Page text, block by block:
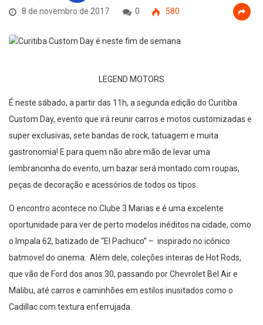
8 de novembro de 2017 0 580
LEGEND MOTORS
É neste sábado, a partir das 11h, a segunda edição do Curitiba
Custom Day, evento que irá reunir carros e motos customizadas e
super exclusivas, sete bandas de rock, tatuagem e muita
gastronomia! E para quem não abre mão de levar uma
lembrancinha do evento, um bazar será montado com roupas,
peças de decoração e acessórios de todos os tipos.
O encontro acontece no Clube 3 Marias e é uma excelente
oportunidade para ver de perto modelos inéditos na cidade, como
o Impala 62, batizado de “El Pachuco” – inspirado no icônico
batmovel do cinema. Além dele, coleções inteiras de Hot Rods,
que vão de Ford dos anos 30, passando por Chevrolet Bel Air e
Malibu, até carros e caminhões em estilos inusitados como o
Cadillac com textura enferrujada.